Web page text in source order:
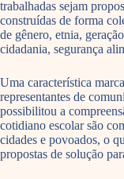
trabalhadas sejam
construídas de forma
de gênero, etnia,
cidadania, segurança
Uma característica
representantes de
possibilitou a
cotidiano escolar são
cidades e povoados, o
propostas de solução